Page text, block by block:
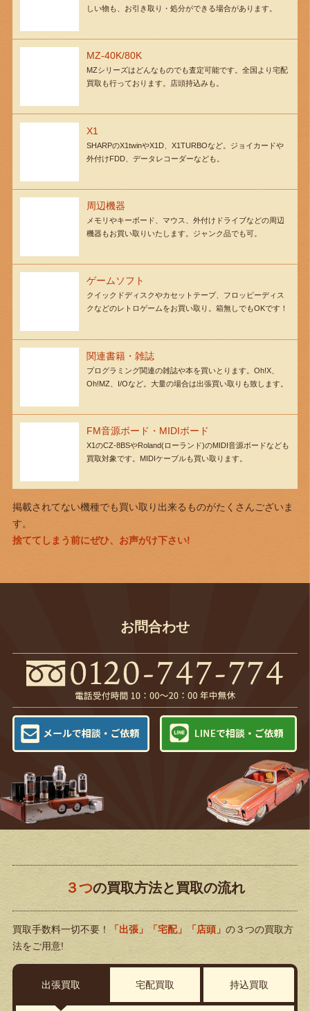
しい物も、お引き取り・処分ができる場合があります。
MZ-40K/80K
MZシリーズはどんなものでも査定可能です。全国より宅配
買取も行っております。店頭持込みも。
X1
SHARPのX1twinやX1D、X1TURBOなど。ジョイカードや
外付けFDD、データレコーダーなども。
周辺機器
メモリやキーボード、マウス、外付けドライブなどの周辺
機器もお買い取りいたします。ジャンク品でも可。
ゲームソフト
クイックドディスクやカセットテープ、フロッピーディス
クなどのレトロゲームをお買い取り。箱無しでもOKです！
関連書籍・雑誌
プログラミング関連の雑誌や本を買いとります。Oh!X、
Oh!MZ、I/Oなど。大量の場合は出張買い取りも致します。
FM音源ボード・MIDIボード
X1のCZ-8BSやRoland(ローランド)のMIDI音源ボードなども
買取対象です。MIDIケーブルも買い取ります。
掲載されてない機種でも買い取り出来るものがたくさんございま
す。
捨ててしまう前にぜひ、お声がけ下さい!
お問合わせ
３つの買取方法と買取の流れ
買取手数料一切不要！ 「出張」「宅配」「店頭」 の３つの買取方
法をご用意!
出張買取 宅配買取 持込買取